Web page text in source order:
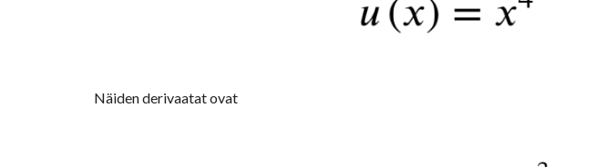
Näiden derivaatat ovat